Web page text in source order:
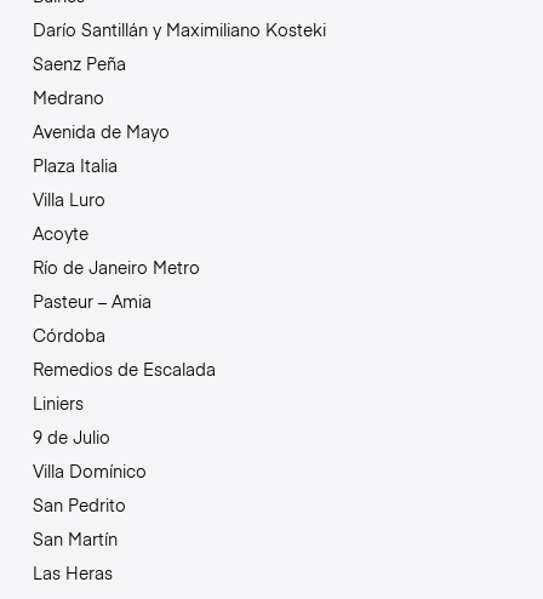
Darío Santillán y Maximiliano Kosteki
Saenz Peña
Medrano
Avenida de Mayo
Plaza Italia
Villa Luro
Acoyte
Río de Janeiro Metro
Pasteur – Amia
Córdoba
Remedios de Escalada
Liniers
9 de Julio
Villa Domínico
San Pedrito
San Martín
Las Heras